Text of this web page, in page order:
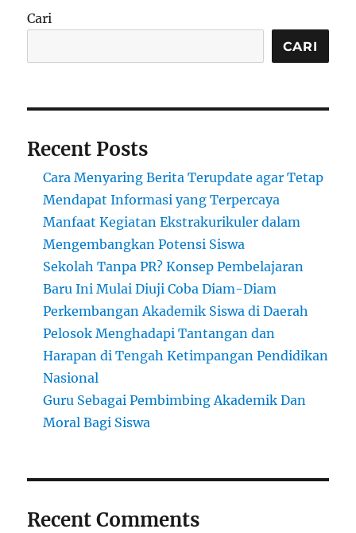
Hoax
Siber?
Cari
CARI
Recent Posts
Cara Menyaring Berita Terupdate agar Tetap
Mendapat Informasi yang Terpercaya
Manfaat Kegiatan Ekstrakurikuler dalam
Mengembangkan Potensi Siswa
Sekolah Tanpa PR? Konsep Pembelajaran
Baru Ini Mulai Diuji Coba Diam-Diam
Perkembangan Akademik Siswa di Daerah
Pelosok Menghadapi Tantangan dan
Harapan di Tengah Ketimpangan Pendidikan
Nasional
Guru Sebagai Pembimbing Akademik Dan
Moral Bagi Siswa
Recent Comments